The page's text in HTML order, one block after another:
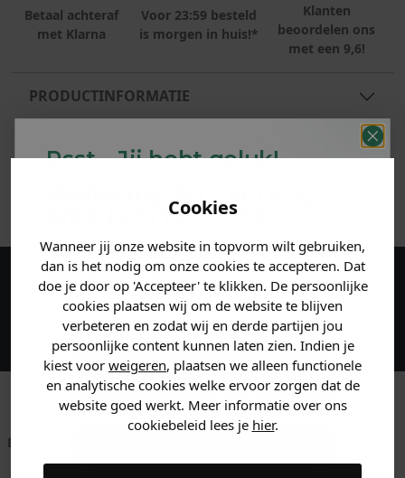
Cookies
Wanneer jij onze website in topvorm wilt gebruiken,
dan is het nodig om onze cookies te accepteren. Dat
doe je door op 'Accepteer' te klikken. De persoonlijke
cookies plaatsen wij om de website te blijven
verbeteren en zodat wij en derde partijen jou
persoonlijke content kunnen laten zien. Indien je
kiest voor weigeren, plaatsen we alleen functionele
en analytische cookies welke ervoor zorgen dat de
website goed werkt. Meer informatie over ons
cookiebeleid lees je hier.
Betaal achteraf
met Klarna
Voor 23:59 besteld
is morgen in huis!*
Klanten
beoordelen ons
met een 9,6!
PRODUCTINFORMATIE
Maak een account aan en ontvang 5%
korting op je eerste bestelling!
Betaal achteraf met
Klarna
is morgen in huis!*
ons met een 9,6!
Psst... Jij hebt geluk!
Welke mystery
krijg jij? (Tot-30%
Vertel ons waar je naar op
zoek bent. 👇
Heren kleding
Dames kleding